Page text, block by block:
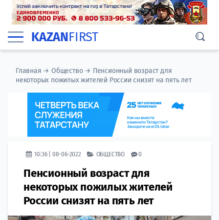
KAZANFIRST
Главная →Общество→ ​Пенсионный возраст для
некоторых пожилых жителей России снизят на пять лет
10:36 | 08-06-2022 ОБЩЕСТВО 0
​Пенсионный возраст для
некоторых пожилых жителей
России снизят на пять лет